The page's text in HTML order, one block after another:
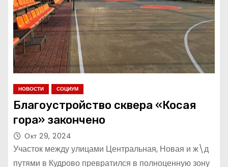
НОВОСТИ СОЦИУМ
Благоустройство сквера «Косая
гора» закончено
Окт 29, 2024
Участок между улицами Центральная, Новая и ж\д
путями в Кудрово превратился в полноценную зону